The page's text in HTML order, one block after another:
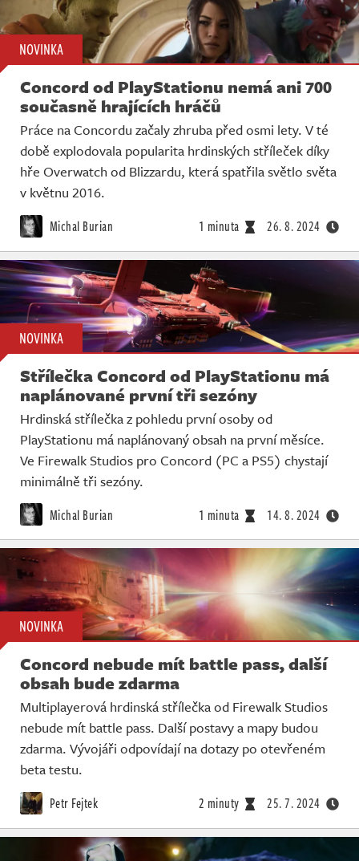
NOVINKA
Concord od PlayStationu nemá ani 700
současně hrajících hráčů
Práce na Concordu začaly zhruba před osmi lety. V té
době explodovala popularita hrdinských stříleček díky
hře Overwatch od Blizzardu, která spatřila světlo světa
v květnu 2016.
Michal Burian 1 minuta 26. 8. 2024
NOVINKA
Střílečka Concord od PlayStationu má
naplánované první tři sezóny
Hrdinská střílečka z pohledu první osoby od
PlayStationu má naplánovaný obsah na první měsíce.
Ve Firewalk Studios pro Concord (PC a PS5) chystají
minimálně tři sezóny.
Michal Burian 1 minuta 14. 8. 2024
NOVINKA
Concord nebude mít battle pass, další
obsah bude zdarma
Multiplayerová hrdinská střílečka od Firewalk Studios
nebude mít battle pass. Další postavy a mapy budou
zdarma. Vývojáři odpovídají na dotazy po otevřeném
beta testu.
Petr Fejtek 2 minuty 25. 7. 2024